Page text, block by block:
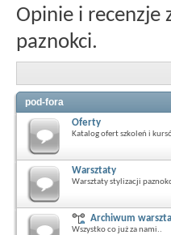
Opinie i recenzje
paznokci.
pod-fora
Oferty
Katalog ofert szkoleń i
Warsztaty
Warsztaty stylizacji
Archiwum
Wszystko co już za nami..